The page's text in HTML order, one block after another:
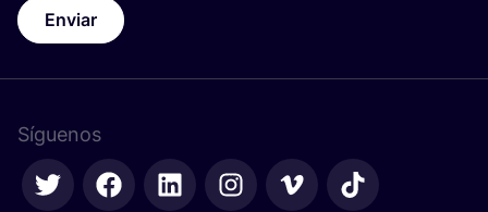
Enviar
Síguenos